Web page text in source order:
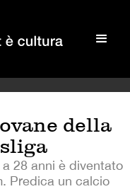
della
28 anni è diventato
Predica un calcio